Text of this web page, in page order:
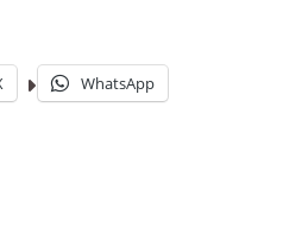
WhatsApp